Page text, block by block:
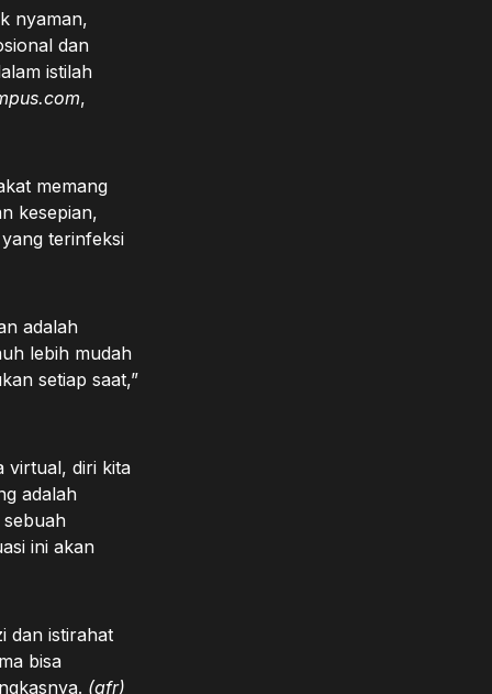
nyaman,
dan
istilah
,
memang
kesepian,
terinfeksi
adalah
lebih mudah
setiap saat,”
virtual, diri kita
adalah
sebuah
ini akan
dan istirahat
bisa
(gfr)